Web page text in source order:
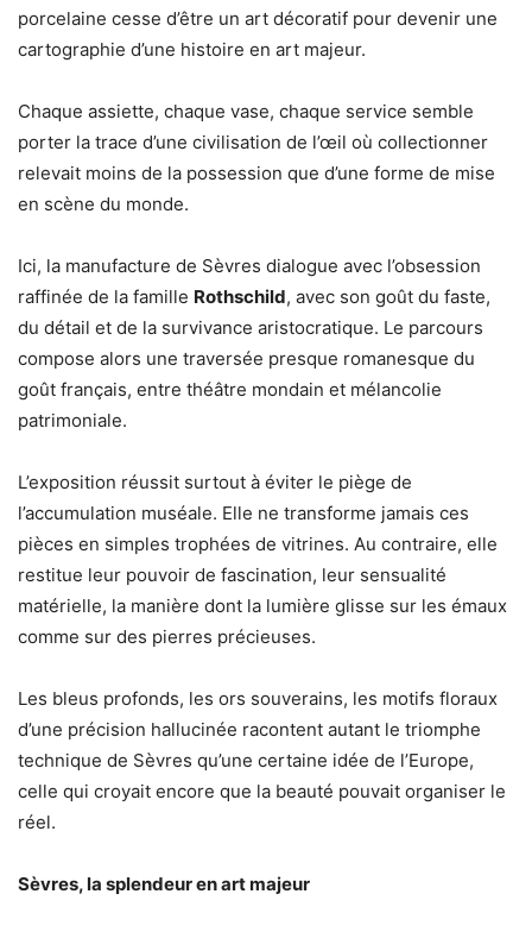
porcelaine cesse d’être un art décoratif pour devenir une
cartographie d’une histoire en art majeur.
Chaque assiette, chaque vase, chaque service semble
porter la trace d’une civilisation de l’œil où collectionner
relevait moins de la possession que d’une forme de mise
en scène du monde.
Ici, la manufacture de Sèvres dialogue avec l’obsession
raffinée de la famille Rothschild, avec son goût du faste,
du détail et de la survivance aristocratique. Le parcours
compose alors une traversée presque romanesque du
goût français, entre théâtre mondain et mélancolie
patrimoniale.
L’exposition réussit surtout à éviter le piège de
l’accumulation muséale. Elle ne transforme jamais ces
pièces en simples trophées de vitrines. Au contraire, elle
restitue leur pouvoir de fascination, leur sensualité
matérielle, la manière dont la lumière glisse sur les émaux
comme sur des pierres précieuses.
Les bleus profonds, les ors souverains, les motifs floraux
d’une précision hallucinée racontent autant le triomphe
technique de Sèvres qu’une certaine idée de l’Europe,
celle qui croyait encore que la beauté pouvait organiser le
réel.
Sèvres, la splendeur en art majeur